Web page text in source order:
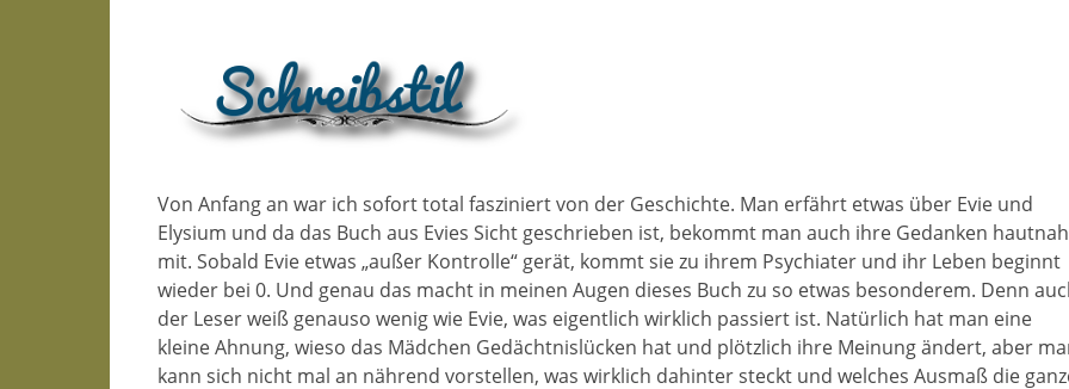
Von Anfang an war ich sofort total fasziniert von der Geschichte. Man erfährt etwas über Evie und
Elysium und da das Buch aus Evies Sicht geschrieben ist, bekommt man auch ihre Gedanken hautnah
mit. Sobald Evie etwas „außer Kontrolle“ gerät, kommt sie zu ihrem Psychiater und ihr Leben beginnt
wieder bei 0. Und genau das macht in meinen Augen dieses Buch zu so etwas besonderem. Denn
der Leser weiß genauso wenig wie Evie, was eigentlich wirklich passiert ist. Natürlich hat man eine
kleine Ahnung, wieso das Mädchen Gedächtnislücken hat und plötzlich ihre Meinung ändert, aber
kann sich nicht mal an nährend vorstellen, was wirklich dahinter steckt und welches Ausmaß die